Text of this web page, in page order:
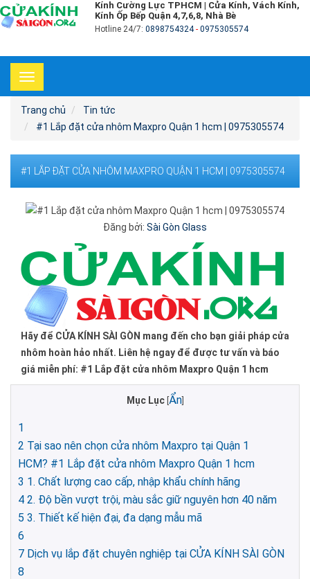
Kính Cường Lực TPHCM | Cửa Kính, Vách Kính,
Kính Ốp Bếp Quận 4,7,6,8, Nhà Bè
Hotline 24/7: 0898754324- 0975305574
Toggle
navigation
Trang chủ
Tin tức
#1 Lắp đặt cửa nhôm Maxpro Quận 1 hcm | 0975305574
#1 LẮP ĐẶT CỬA NHÔM MAXPRO QUẬN 1 HCM | 0975305574
Đăng bởi: Sài Gòn Glass
Hãy để CỬA KÍNH SÀI GÒN mang đến cho bạn giải pháp cửa
nhôm hoàn hảo nhất. Liên hệ ngay để được tư vấn và báo
giá miễn phí: #1 Lắp đặt cửa nhôm Maxpro Quận 1 hcm ​​​​​​​
Mục Lục Ẩn]
1
2 Tại sao nên chọn cửa nhôm Maxpro tại Quận 1
HCM? #1 Lắp đặt cửa nhôm Maxpro Quận 1 hcm
3 1. Chất lượng cao cấp, nhập khẩu chính hãng
4 2. Độ bền vượt trội, màu sắc giữ nguyên hơn 40 năm
5 3. Thiết kế hiện đại, đa dạng mẫu mã
6
7 Dịch vụ lắp đặt chuyên nghiệp tại CỬA KÍNH SÀI GÒN
8